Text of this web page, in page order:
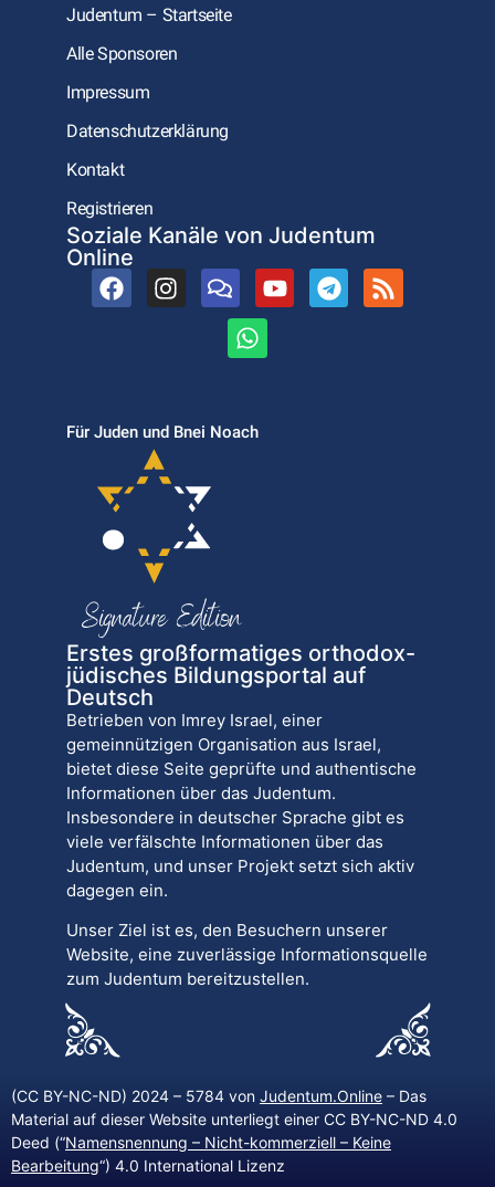
Judentum – Startseite
Alle Sponsoren
Impressum
Datenschutzerklärung
Kontakt
Registrieren
Soziale Kanäle von Judentum
Online
Für Juden und Bnei Noach
Erstes großformatiges orthodox-
jüdisches Bildungsportal auf
Deutsch
Betrieben von Imrey Israel, einer
gemeinnützigen Organisation aus Israel,
bietet diese Seite geprüfte und authentische
Informationen über das Judentum.
Insbesondere in deutscher Sprache gibt es
viele verfälschte Informationen über das
Judentum, und unser Projekt setzt sich aktiv
dagegen ein.
Unser Ziel ist es, den Besuchern unserer
Website, eine zuverlässige Informationsquelle
zum Judentum bereitzustellen.
(CC BY-NC-ND) 2024 – 5784 von Judentum.Online – Das
Material auf dieser Website unterliegt einer CC BY-NC-ND 4.0
Deed (“Namensnennung – Nicht-kommerziell – Keine
Bearbeitung“) 4.0 International Lizenz